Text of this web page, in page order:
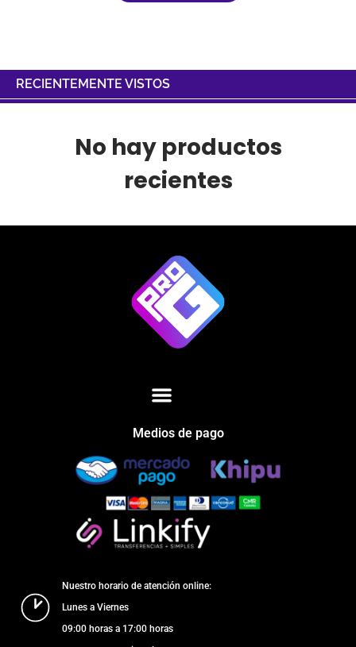
RECIENTEMENTE VISTOS
No hay productos
recientes
Medios de pago
Nuestro horario de atención online:
Lunes a Viernes
09:00 horas a 17:00 horas